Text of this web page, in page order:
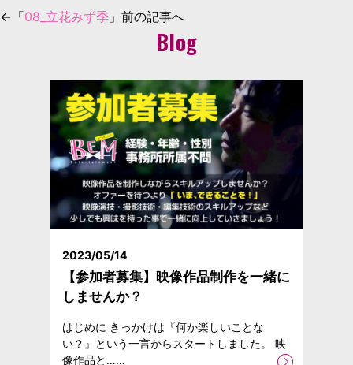
←「08_立花みず季 」前の記事へ
Blog
2023/05/14
【参加者募集】映像作品制作を一緒に
しませんか？
はじめに きっかけは『何か楽しいことな
い？』という一言からスタートしました。 映
像作品と……